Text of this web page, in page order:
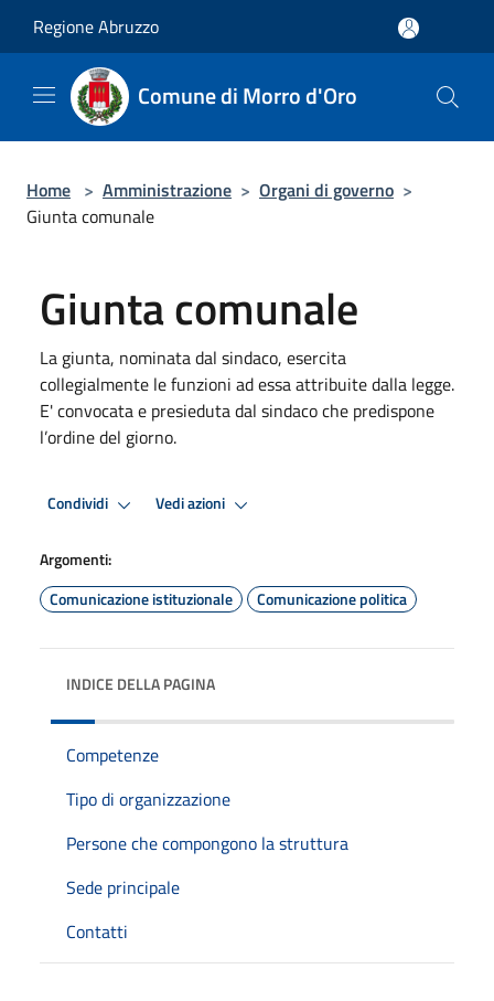
Regione Abruzzo
Comune di Morro d'Oro
Home > Amministrazione > Organi di governo >
Giunta comunale
Giunta comunale
La giunta, nominata dal sindaco, esercita
collegialmente le funzioni ad essa attribuite dalla legge.
E' convocata e presieduta dal sindaco che predispone
l’ordine del giorno.
Condividi Vedi azioni
Argomenti:
Comunicazione istituzionale
Comunicazione politica
INDICE DELLA PAGINA
Competenze
Tipo di organizzazione
Persone che compongono la struttura
Sede principale
Contatti